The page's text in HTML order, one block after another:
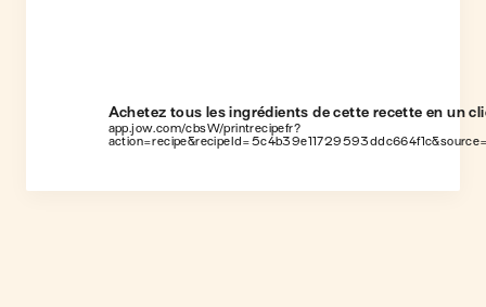
Achetez tous les ingrédients de cette recette en un
app.jow.com/cbsW/printrecipefr?